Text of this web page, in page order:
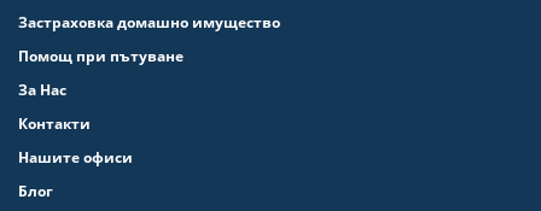
Застраховка домашно имущество
Помощ при пътуване
За Нас
Контакти
Нашите офиси
Блог